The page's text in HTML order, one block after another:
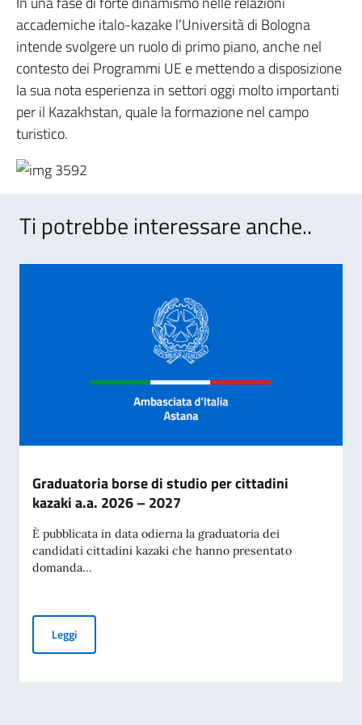
accademiche italo-kazake l’Università di Bologna
intende svolgere un ruolo di primo piano, anche nel
contesto dei Programmi UE e mettendo a disposizione
la sua nota esperienza in settori oggi molto importanti
per il Kazakhstan, quale la formazione nel campo
turistico.
Ti potrebbe interessare anche..
Graduatoria borse di studio per cittadini
kazaki a.a. 2026 – 2027
È pubblicata in data odierna la graduatoria dei
candidati cittadini kazaki che hanno presentato
domanda...
LeggiGraduatoria borse di studio per cittadini kazaki a.a. 2026 –